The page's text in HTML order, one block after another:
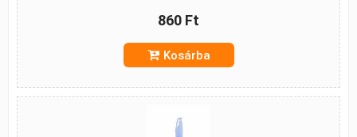
860 Ft
Kosárba